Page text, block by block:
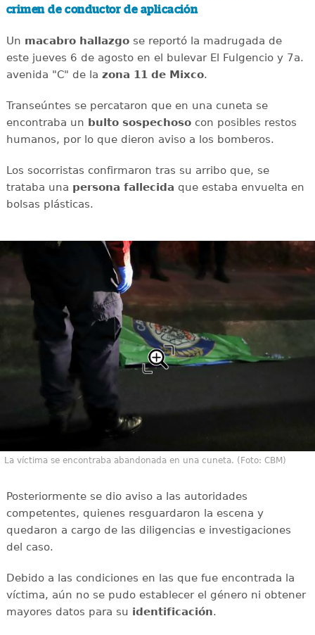
crimen de conductor de aplicación
Un macabro hallazgose reportó la madrugada de
este jueves 6 de agosto en el bulevar El Fulgencio y 7a.
avenida "C" de la zona 11 de Mixco.
Transeúntes se percataron que en una cuneta se
encontraba un bulto sospechosocon posibles restos
humanos, por lo que dieron aviso a los bomberos.
Los socorristas confirmaron tras su arribo que, se
trataba una persona fallecida que estaba envuelta en
bolsas plásticas.
La víctima se encontraba abandonada en una cuneta. (Foto: CBM)
Posteriormente se dio aviso a las autoridades
competentes, quienes resguardaron la escena y
quedaron a cargo de las diligencias e investigaciones
del caso.
Debido a las condiciones en las que fue encontrada la
víctima, aún no se pudo establecer el género ni obtener
mayores datos para su identificación.